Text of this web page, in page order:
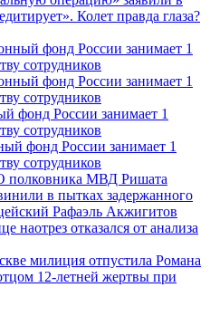
Колет правда глаза?
фонд России занимает 1
сотрудников
фонд России занимает 1
сотрудников
фонд России занимает 1
сотрудников
фонд России занимает 1
сотрудников
МВД Ришата
в пытках задержанного
Рафаэль Акжигитов
наотрез отказался от анализа
милиция отпустила Романа
12-летней жертвы при